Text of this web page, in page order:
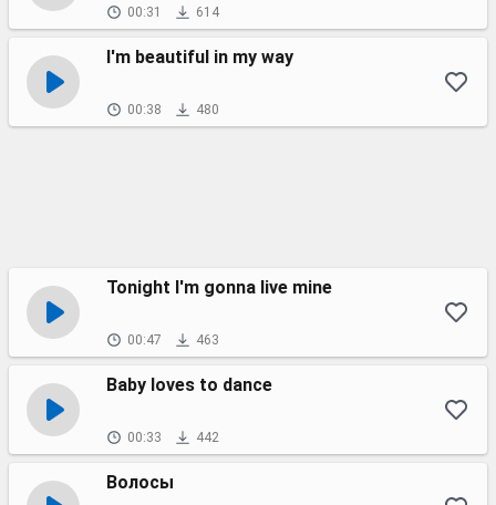
00:31 614
I'm beautiful in my way
00:38 480
Tonight I'm gonna live mine
00:47 463
Baby loves to dance
00:33 442
Волосы